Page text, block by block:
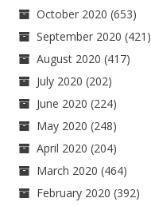
October 2020 (653)
September 2020 (421)
August 2020 (417)
July 2020 (202)
June 2020 (224)
May 2020 (248)
April 2020 (204)
March 2020 (464)
February 2020 (392)